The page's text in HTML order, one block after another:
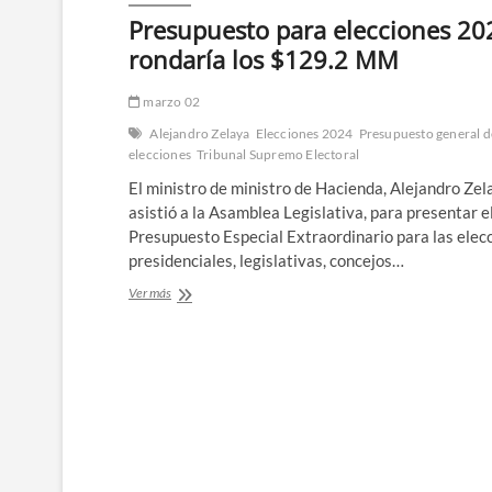
Presupuesto para elecciones
rondaría los $129.2 MM
marzo 02
Alejandro Zelaya Elecciones 2024 Presupuesto general
elecciones Tribunal Supremo Electoral
El ministro de ministro de Hacienda, Alejandro
asistió a la Asamblea Legislativa, para presentar el
Presupuesto Especial Extraordinario para las
presidenciales, legislativas, concejos…
Ver másPresupuesto